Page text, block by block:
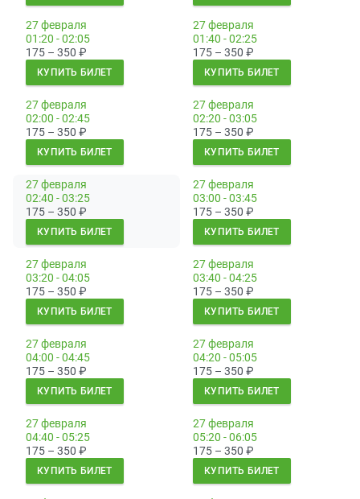
27 февраля
01:20 - 02:05
175 – 350 ₽
КУПИТЬ БИЛЕТ
27 февраля
01:40 - 02:25
175 – 350 ₽
КУПИТЬ БИЛЕТ
27 февраля
02:00 - 02:45
175 – 350 ₽
КУПИТЬ БИЛЕТ
27 февраля
02:20 - 03:05
175 – 350 ₽
КУПИТЬ БИЛЕТ
27 февраля
02:40 - 03:25
175 – 350 ₽
КУПИТЬ БИЛЕТ
27 февраля
03:00 - 03:45
175 – 350 ₽
КУПИТЬ БИЛЕТ
27 февраля
03:20 - 04:05
175 – 350 ₽
КУПИТЬ БИЛЕТ
27 февраля
03:40 - 04:25
175 – 350 ₽
КУПИТЬ БИЛЕТ
27 февраля
04:00 - 04:45
175 – 350 ₽
КУПИТЬ БИЛЕТ
27 февраля
04:20 - 05:05
175 – 350 ₽
КУПИТЬ БИЛЕТ
27 февраля
04:40 - 05:25
175 – 350 ₽
КУПИТЬ БИЛЕТ
27 февраля
05:20 - 06:05
175 – 350 ₽
КУПИТЬ БИЛЕТ